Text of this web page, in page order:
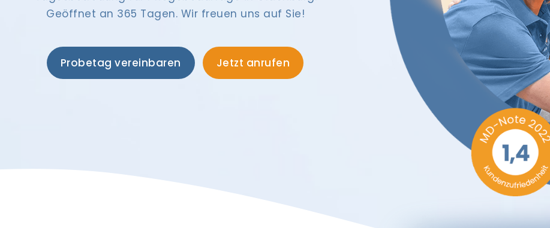
Geöffnet an 365 Tagen. Wir freuen uns auf Sie!
Probetag vereinbaren Jetzt anrufen